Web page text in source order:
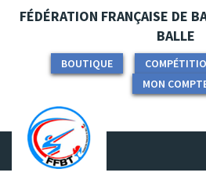
Panneau de gestion des cookies
FÉDÉRATION FRANÇAISE DE
BALLE
BOUTIQUE
MON